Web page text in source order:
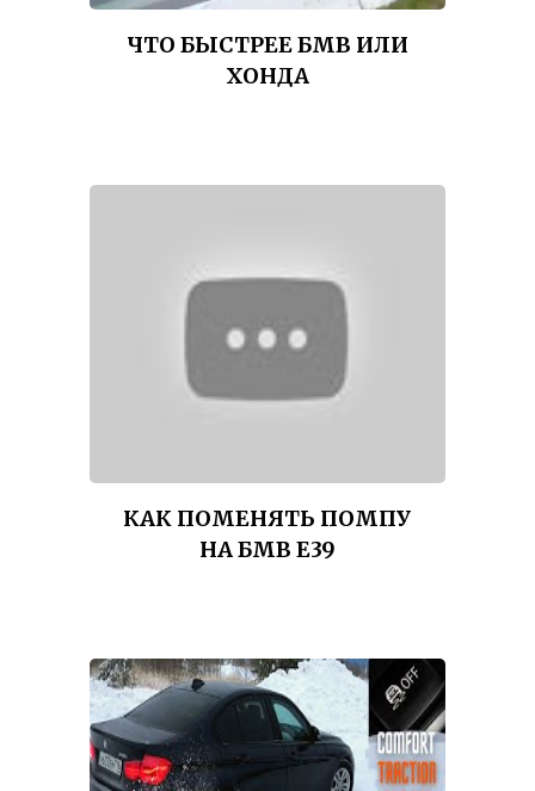
ЧТО БЫСТРЕЕ БМВ ИЛИ
ХОНДА
КАК ПОМЕНЯТЬ ПОМПУ
НА БМВ Е39